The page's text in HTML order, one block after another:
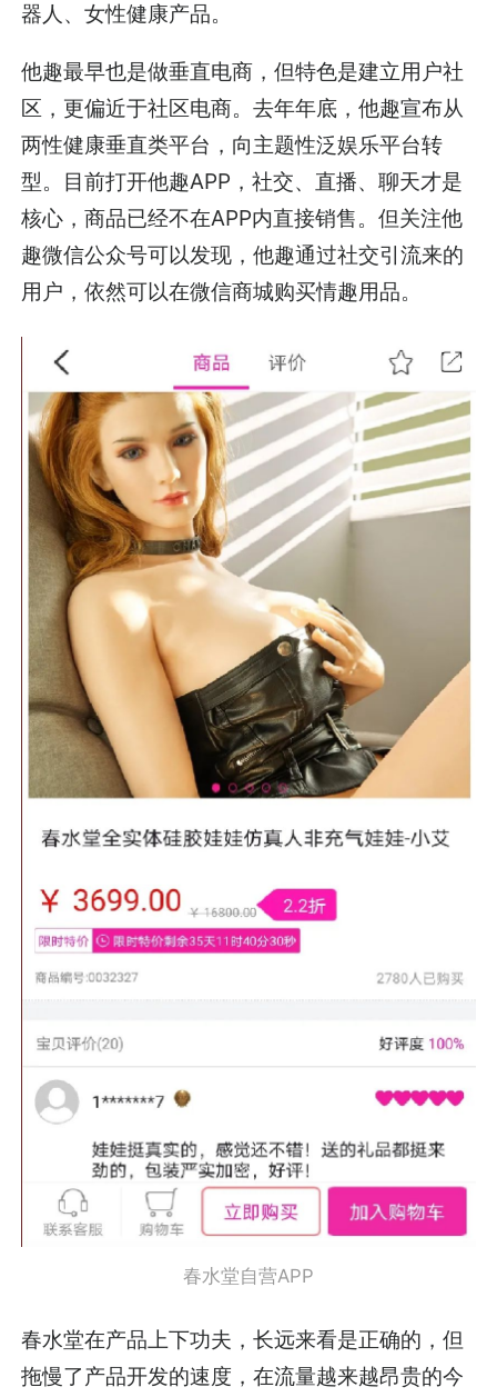
器人、女性健康产品。
他趣最早也是做垂直电商，但特色是建立用户社
区，更偏近于社区电商。去年年底，他趣宣布从
两性健康垂直类平台，向主题性泛娱乐平台转
型。目前打开他趣APP，社交、直播、聊天才是
核心，商品已经不在APP内直接销售。但关注他
趣微信公众号可以发现，他趣通过社交引流来的
用户，依然可以在微信商城购买情趣用品。
春水堂自营APP
春水堂在产品上下功夫，长远来看是正确的，但
拖慢了产品开发的速度，在流量越来越昂贵的今